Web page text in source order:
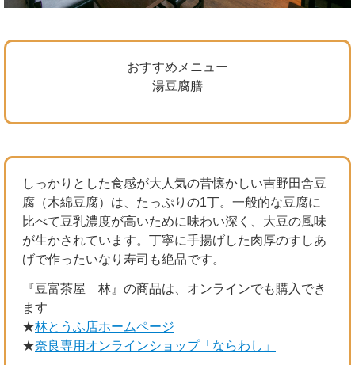
おすすめメニュー
湯豆腐膳
しっかりとした食感が大人気の昔懐かしい吉野田舎豆
腐（木綿豆腐）は、たっぷりの1丁。一般的な豆腐に
比べて豆乳濃度が高いために味わい深く、大豆の風味
が生かされています。丁寧に手揚げした肉厚のすしあ
げで作ったいなり寿司も絶品です。
『豆富茶屋 林』の商品は、オンラインでも購入でき
ます
★林とうふ店ホームページ
★奈良専用オンラインショップ「ならわし」